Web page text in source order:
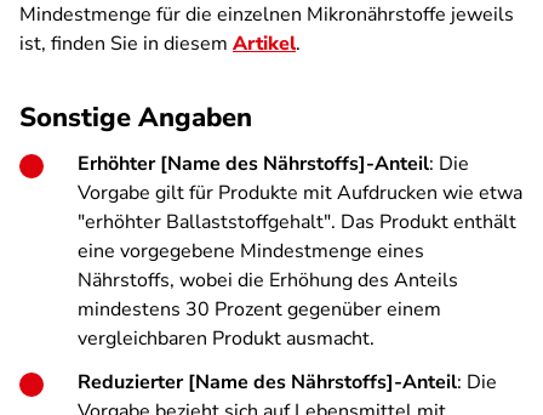
Mindestmenge für die einzelnen Mikronährstoffe jeweils
ist, finden Sie in diesem Artikel.
Sonstige Angaben
Erhöhter [Name des Nährstoffs]-Anteil: Die
Vorgabe gilt für Produkte mit Aufdrucken wie etwa
"erhöhter Ballaststoffgehalt". Das Produkt enthält
eine vorgegebene Mindestmenge eines
Nährstoffs, wobei die Erhöhung des Anteils
mindestens 30 Prozent gegenüber einem
vergleichbaren Produkt ausmacht.
Reduzierter [Name des Nährstoffs]-Anteil: Die